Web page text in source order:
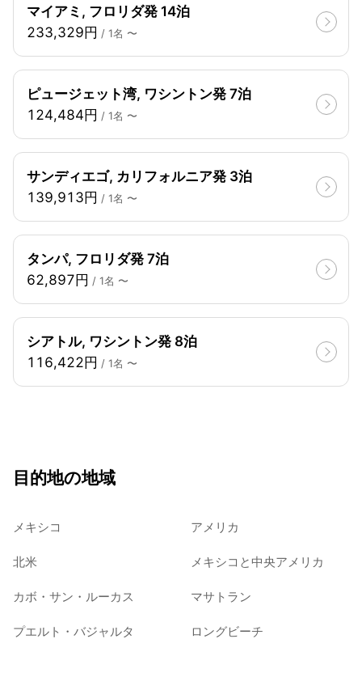
マイアミ, フロリダ発 14泊
233,329円 / 1名 〜
ピュージェット湾, ワシントン発 7泊
124,484円 / 1名 〜
サンディエゴ, カリフォルニア発 3泊
139,913円 / 1名 〜
タンパ, フロリダ発 7泊
62,897円 / 1名 〜
シアトル, ワシントン発 8泊
116,422円 / 1名 〜
目的地の地域
メキシコ アメリカ
北米 メキシコと中央アメリカ
カボ・サン・ルーカス マサトラン
プエルト・バジャルタ ロングビーチ